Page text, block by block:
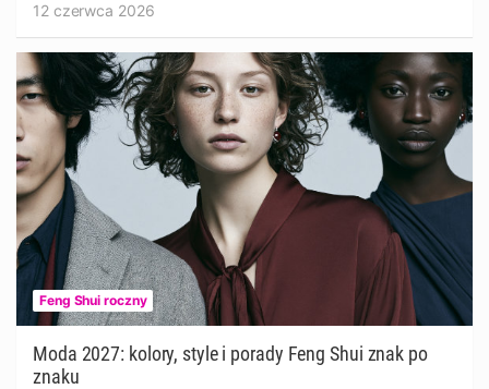
12 czerwca 2026
Feng Shui roczny
Moda 2027: kolory, style i porady Feng Shui znak po
znaku